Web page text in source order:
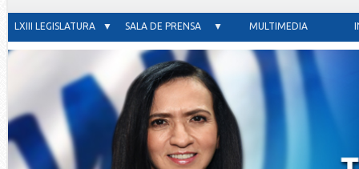
LXIII LEGISLATURA ▼ SALA DE PRENSA ▼ MULTIMEDIA